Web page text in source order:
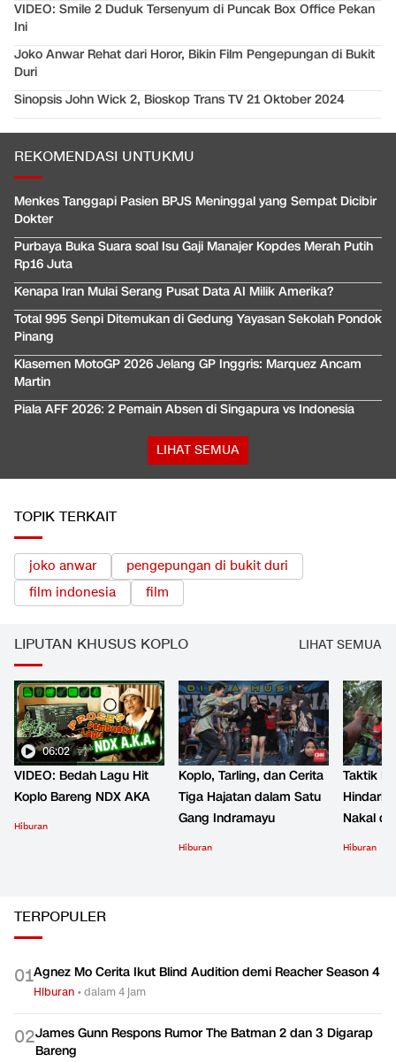
VIDEO: Smile 2 Duduk Tersenyum di Puncak Box Office Pekan
Ini
Joko Anwar Rehat dari Horor, Bikin Film Pengepungan di Bukit
Duri
Sinopsis John Wick 2, Bioskop Trans TV 21 Oktober 2024
REKOMENDASI UNTUKMU
Menkes Tanggapi Pasien BPJS Meninggal yang Sempat Dicibir
Dokter
Purbaya Buka Suara soal Isu Gaji Manajer Kopdes Merah Putih
Rp16 Juta
Kenapa Iran Mulai Serang Pusat Data AI Milik Amerika?
Total 995 Senpi Ditemukan di Gedung Yayasan Sekolah Pondok
Pinang
Klasemen MotoGP 2026 Jelang GP Inggris: Marquez Ancam
Martin
Piala AFF 2026: 2 Pemain Absen di Singapura vs Indonesia
LIHAT SEMUA
TOPIK TERKAIT
joko anwar
pengepungan di bukit duri
film indonesia
film
LIPUTAN KHUSUS KOPLO LIHAT SEMUA
06:02
VIDEO: Bedah Lagu Hit
Koplo Bareng NDX AKA
Hiburan
Koplo, Tarling, dan Cerita
Tiga Hajatan dalam Satu
Gang Indramayu
Hiburan
Taktik
Hindari
Nakal
Hiburan
TERPOPULER
01Agnez Mo Cerita Ikut Blind Audition demi Reacher Season 4
Hiburan •dalam 4 jam
02James Gunn Respons Rumor The Batman 2 dan 3 Digarap
Bareng